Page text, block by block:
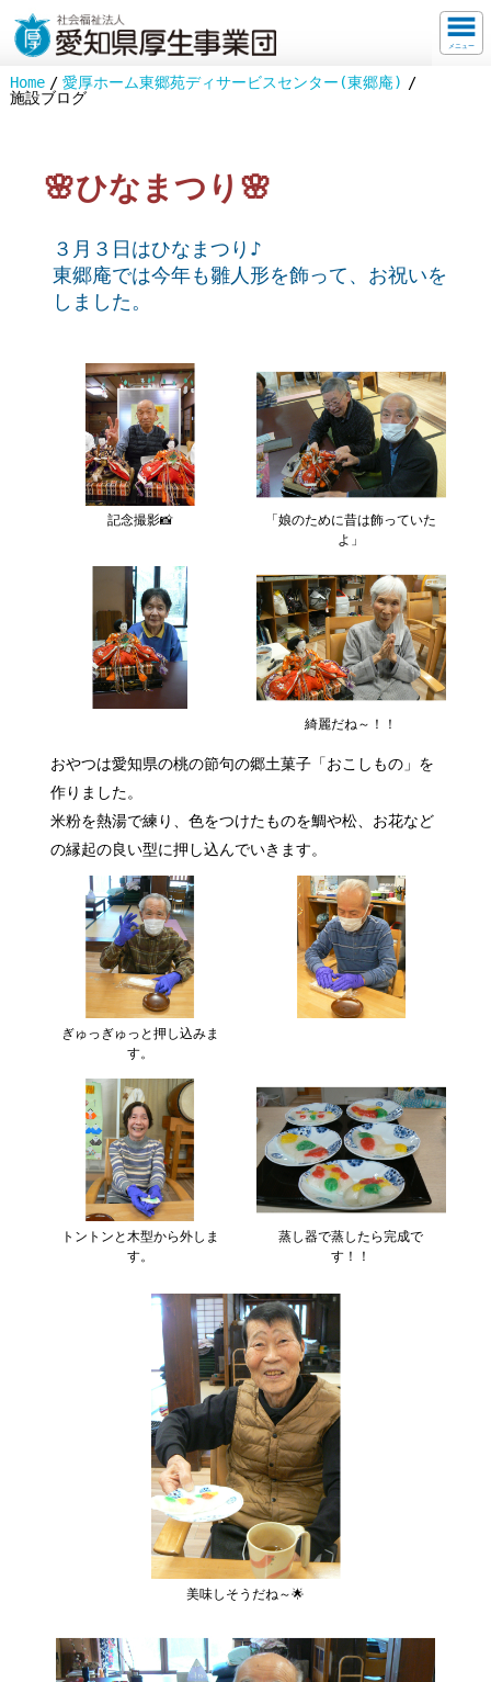
メニュー
Home
愛厚ホーム東郷苑ディサービスセンター(東郷庵)
施設ブログ
🌸ひなまつり🌸
３月３日はひなまつり♪
東郷庵では今年も雛人形を飾って、お祝いを
しました。
記念撮影📸
「娘のために昔は飾っていた
よ」
綺麗だね～！！
おやつは愛知県の桃の節句の郷土菓子「おこしもの」を
作りました。
米粉を熱湯で練り、色をつけたものを鯛や松、お花など
の縁起の良い型に押し込んでいきます。
ぎゅっぎゅっと押し込みま
す。
トントンと木型から外しま
す。
蒸し器で蒸したら完成で
す！！
美味しそうだね～🌟